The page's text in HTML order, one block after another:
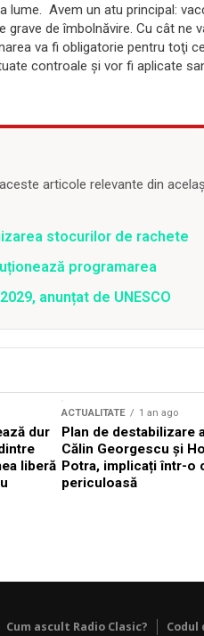
lume. Avem un atu principal:
de îmbolnăvire. Cu cât ne
va fi obligatorie pentru toţi
controale şi vor fi aplicate
articole relevante din
stocurilor de rachete
programarea
anunțat de UNESCO
dur
liberă
ACTUALITATE 1 an ago
Plan de destabilizare
Călin Georgescu și
Potra, implicați într-o
periculoasă
Cum ascult Radio Clasic? Codul